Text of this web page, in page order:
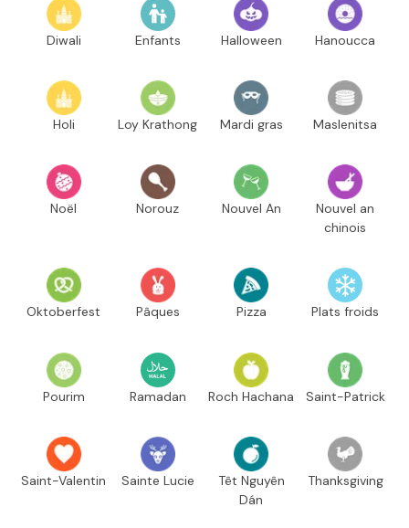
Diwali Enfants Halloween Hanoucca
Holi Loy Krathong Mardi gras Maslenitsa
Noël Norouz Nouvel An
Nouvel an
chinois
Oktoberfest Pâques Pizza Plats froids
Pourim Ramadan Roch Hachana Saint-Patrick
Saint-Valentin Sainte Lucie
Têt Nguyên
Dán
Thanksgiving